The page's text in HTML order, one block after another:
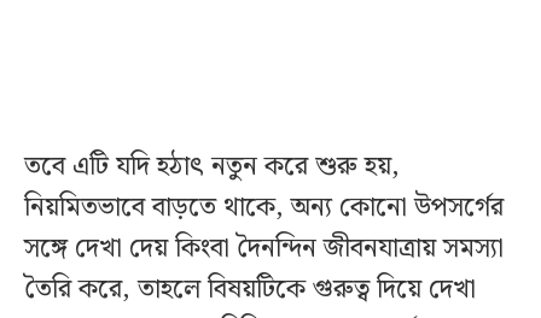
তবে এটি যদি হঠাৎ নতুন করে শুরু হয়,
নিয়মিতভাবে বাড়তে থাকে, অন্য কোনো উপসর্গের
সঙ্গে দেখা দেয় কিংবা দৈনন্দিন জীবনযাত্রায় সমস্যা
তৈরি করে, তাহলে বিষয়টিকে গুরুত্ব দিয়ে দেখা